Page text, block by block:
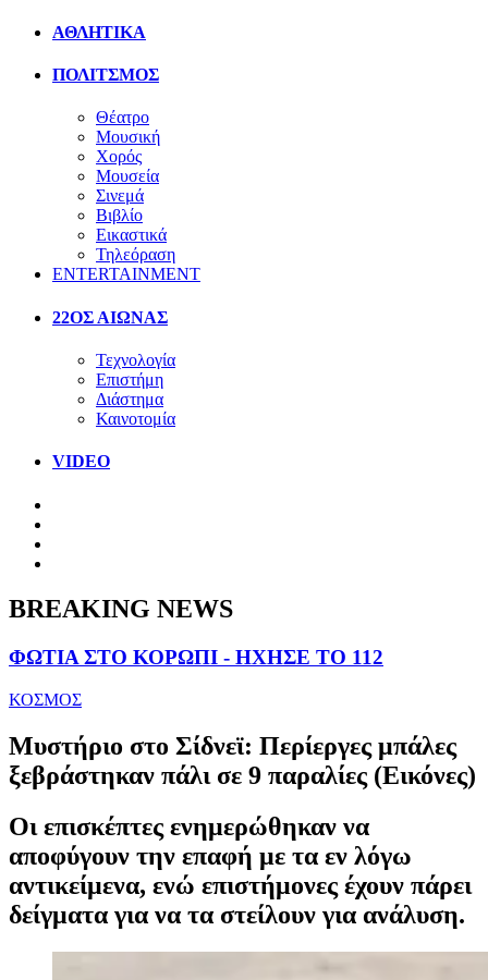
ΑΘΛΗΤΙΚΑ
ΠΟΛΙΤΣΜΟΣ
Θέατρο
Μουσική
Χορός
Μουσεία
Σινεμά
Βιβλίο
Εικαστικά
Τηλεόραση
ENTERTAINMENT
22ΟΣ ΑΙΩΝΑΣ
Τεχνολογία
Επιστήμη
Διάστημα
Καινοτομία
VIDEO
BREAKING NEWS
ΦΩΤΙΑ ΣΤΟ ΚΟΡΩΠΙ - ΗΧΗΣΕ ΤΟ 112
ΚΟΣΜΟΣ
Μυστήριο στο Σίδνεϊ: Περίεργες μπάλες
ξεβράστηκαν πάλι σε 9 παραλίες (Εικόνες)
Οι επισκέπτες ενημερώθηκαν να
αποφύγουν την επαφή με τα εν λόγω
αντικείμενα, ενώ επιστήμονες έχουν πάρει
δείγματα για να τα στείλουν για ανάλυση.